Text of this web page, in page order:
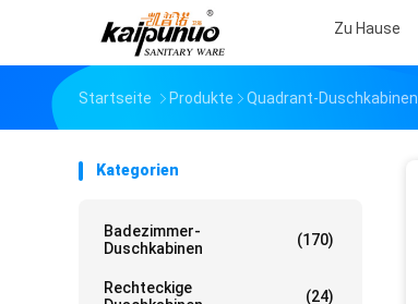
Zu Hause
Startseite Produkte Quadrant-Duschkabinen
Kategorien
Badezimmer-
Duschkabinen
(170)
Rechteckige
(24)